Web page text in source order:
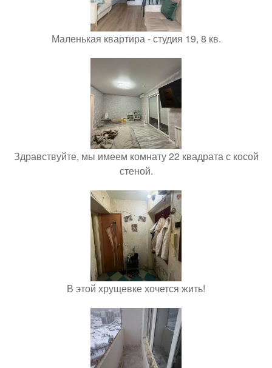
Маленькая квартира - студия 19, 8 кв.
Здравствуйте, мы имеем комнату 22 квадрата с косой
стеной.
В этой хрущевке хочется жить!